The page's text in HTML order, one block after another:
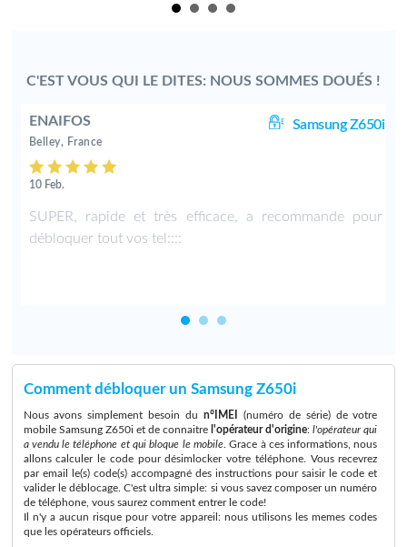
C'EST VOUS QUI LE DITES: NOUS SOMMES DOUÉS !
ENAIFOS Samsung Z650i
Belley, France
10 Feb.
SUPER, rapide et très efficace, a recommande pour
débloquer tout vos tel::::
Comment débloquer un Samsung Z650i
Nous avons simplement besoin du n°IMEI
(numéro de série) de votre
mobile Samsung Z650i et de connaitre l'opérateur d'origine:l'opérateur qui
a vendu le téléphone et qui bloque le mobile. Grace à ces informations, nous
allons calculer le code pour désimlocker votre téléphone. Vous recevrez
par email le(s) code(s) accompagné des instructions pour saisir le code et
valider le déblocage. C'est ultra simple: si vous savez composer un numéro
de téléphone, vous saurez comment entrer le code!
Il n'y a aucun risque pour votre appareil: nous utilisons les memes codes
que les opérateurs officiels.